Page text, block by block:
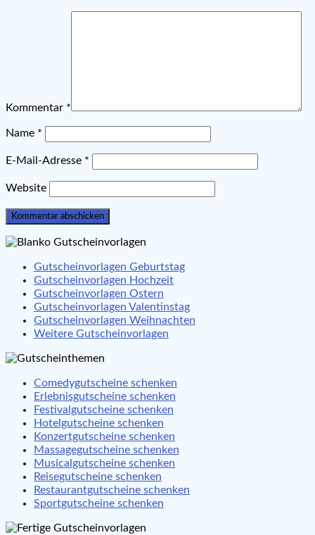
Kommentar *
Name *
E-Mail-Adresse *
Website
Gutscheinvorlagen Geburtstag
Gutscheinvorlagen Hochzeit
Gutscheinvorlagen Ostern
Gutscheinvorlagen Valentinstag
Gutscheinvorlagen Weihnachten
Weitere Gutscheinvorlagen
Comedygutscheine schenken
Erlebnisgutscheine schenken
Festivalgutscheine schenken
Hotelgutscheine schenken
Konzertgutscheine schenken
Massagegutscheine schenken
Musicalgutscheine schenken
Reisegutscheine schenken
Restaurantgutscheine schenken
Sportgutscheine schenken